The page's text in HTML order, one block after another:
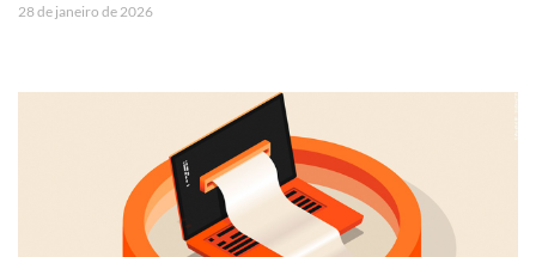
28 de janeiro de 2026